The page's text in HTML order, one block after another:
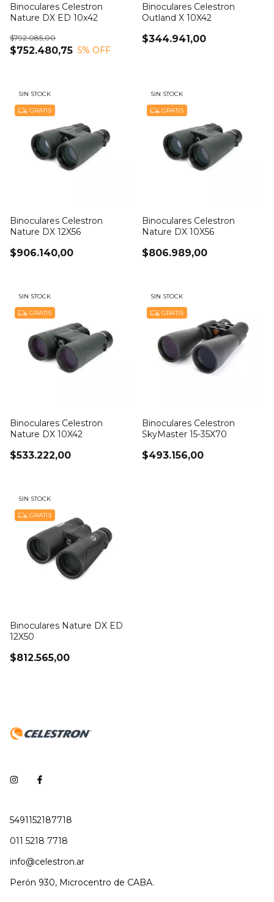
Binoculares Celestron
Nature DX ED 10x42
$752.480,75
$792.085,00
5% OFF
Binoculares Celestron
Outland X 10X42
$344.941,00
SIN STOCK
GRATIS
Binoculares Celestron
Nature DX 12X56
$906.140,00
SIN STOCK
GRATIS
Binoculares Celestron
Nature DX 10X56
$806.989,00
SIN STOCK
GRATIS
Binoculares Celestron
Nature DX 10X42
$533.222,00
SIN STOCK
GRATIS
Binoculares Celestron
SkyMaster 15-35X70
$493.156,00
SIN STOCK
GRATIS
Binoculares Nature DX ED
12X50
$812.565,00
5491152187718
011 5218 7718
info@celestron.ar
Perón 930, Microcentro de CABA.